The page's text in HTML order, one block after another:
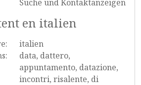
Suche und Kontaktanzeigen
en italien
italien
data, dattero,
appuntamento, datazione,
incontri, risalente, di